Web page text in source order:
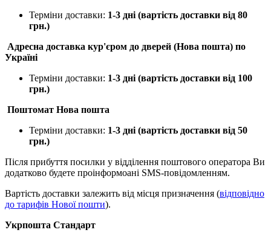
Терміни доставки: 1-3 дні (вартість доставки від 80
грн.)
Адресна доставка кур'єром до дверей (Нова пошта) по
Україні
Терміни доставки: 1-3 дні (вартість доставки від 100
грн.)
Поштомат Нова пошта
Терміни доставки: 1-3 дні (вартість доставки від 50
грн.)
Після прибуття посилки у відділення поштового оператора Ви
додатково будете проінформоані SMS-повідомленням.
Вартість доставки залежить від місця призначення (відповідно
до тарифів Нової пошти).
Укрпошта Стандарт